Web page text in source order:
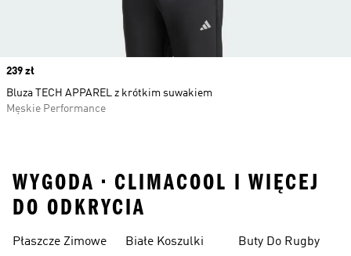
Price
239 zł
Bluza TECH APPAREL z krótkim suwakiem
Męskie Performance
WYGODA • CLIMACOOL I WIĘCEJ
DO ODKRYCIA
Płaszcze Zimowe Białe Koszulki Buty Do Rugby